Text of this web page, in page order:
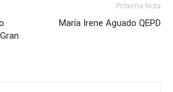
Próxima Nota
María Irene Aguado QEPD